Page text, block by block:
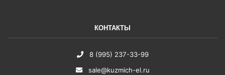
КОНТАКТЫ
8 (995) 237-33-99
sale@kuzmich-el.ru